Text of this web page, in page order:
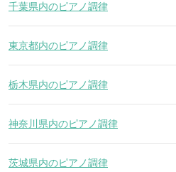
千葉県内のピアノ調律
東京都内のピアノ調律
栃木県内のピアノ調律
神奈川県内のピアノ調律
茨城県内のピアノ調律